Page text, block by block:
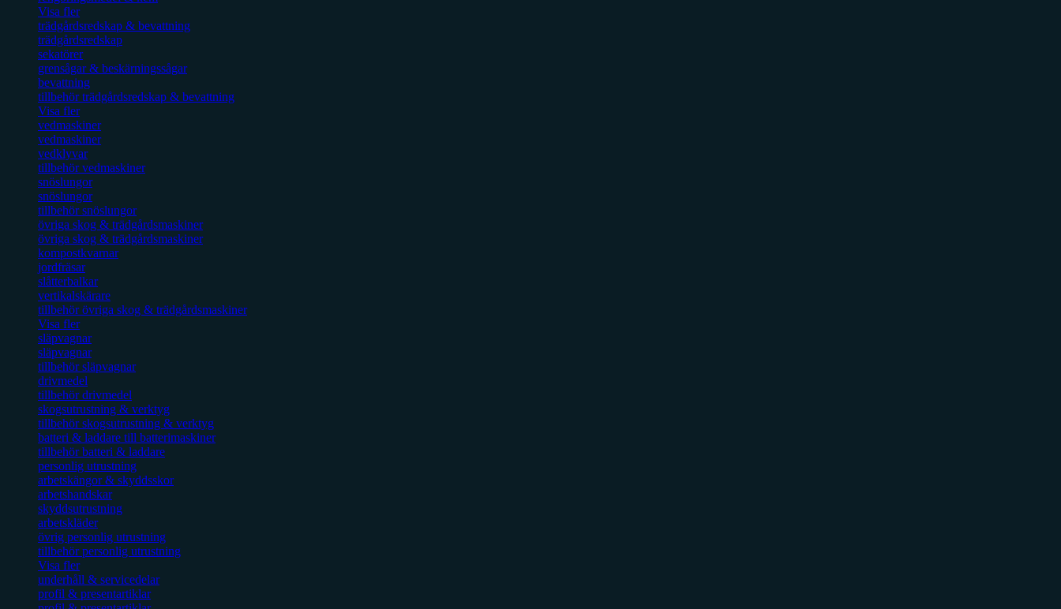
Visa fler
trädgårdsredskap & bevattning
trädgårdsredskap
sekatörer
grensågar & beskärningssågar
bevattning
tillbehör trädgårdsredskap & bevattning
Visa fler
vedmaskiner
vedmaskiner
vedklyvar
tillbehör vedmaskiner
snöslungor
snöslungor
tillbehör snöslungor
övriga skog & trädgårdsmaskiner
övriga skog & trädgårdsmaskiner
kompostkvarnar
jordfräsar
slåtterbalkar
vertikalskärare
tillbehör övriga skog & trädgårdsmaskiner
Visa fler
släpvagnar
släpvagnar
tillbehör släpvagnar
drivmedel
tillbehör drivmedel
skogsutrustning & verktyg
tillbehör skogsutrustning & verktyg
batteri & laddare till batterimaskiner
tillbehör batteri & laddare
personlig utrustning
arbetskängor & skyddsskor
arbetshandskar
skyddsutrustning
arbetskläder
övrig personlig utrustning
tillbehör personlig utrustning
Visa fler
underhåll & servicedelar
profil & presentartiklar